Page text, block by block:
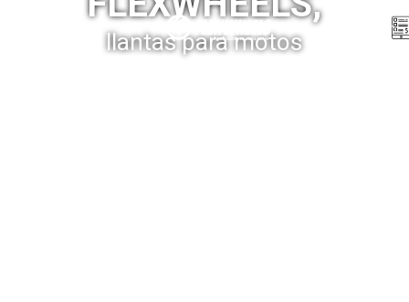
llantas para motos